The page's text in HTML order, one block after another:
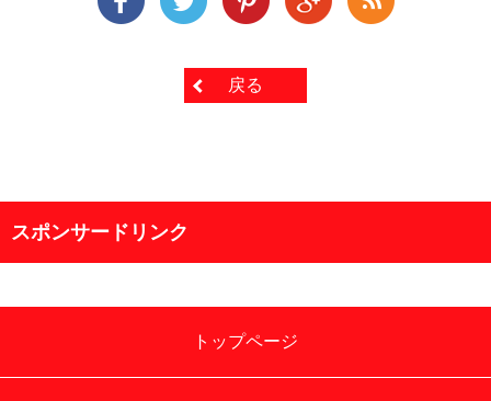
戻る
スポンサードリンク
トップページ